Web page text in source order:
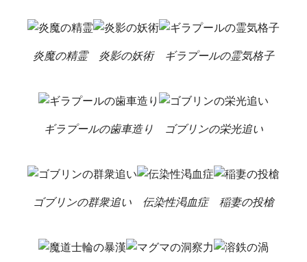
炎魔の精霊 炎影の妖術 ギラプールの霊気格子
ギラプールの歯車造り ゴブリンの栄光追い
ゴブリンの群衆追い 伝染性渇血症 稲妻の投槍